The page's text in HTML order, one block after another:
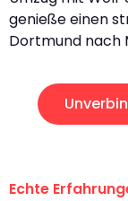
genieße einen
Dortmund nach
Echte